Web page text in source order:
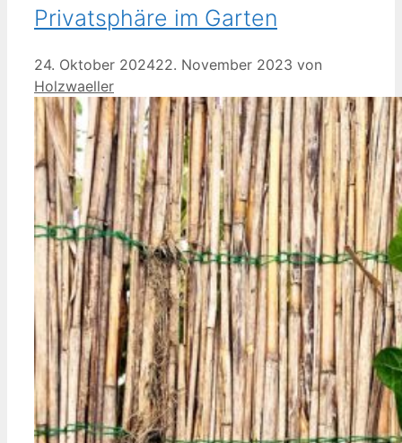
Privatsphäre im Garten
24. Oktober 202422. November 2023 von
Holzwaeller